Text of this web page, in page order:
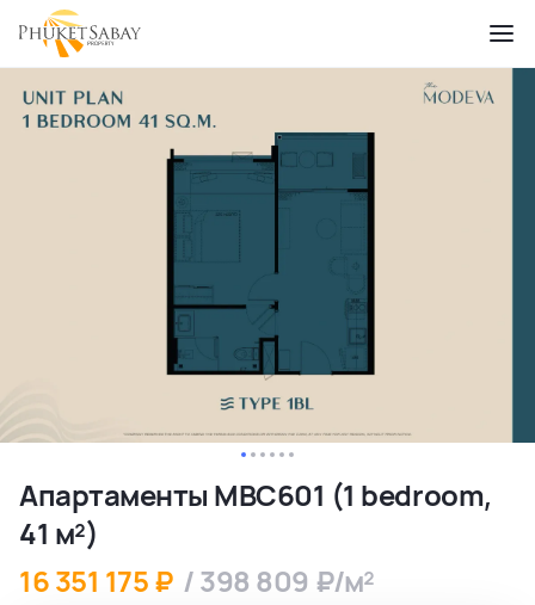
Апартаменты MBC601 (1 bedroom,
41 м²)
16 351 175 ₽ / 398 809 ₽/м²